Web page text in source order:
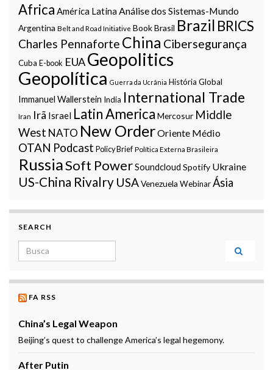
Africa América LatinaAnálise dos Sistemas-Mundo
Argentina Belt and Road Initiative BookBrasil Brazil BRICS
Charles Pennaforte China Cibersegurança
Cuba E-book EUAGeopolitics
Geopolítica Guerra da Ucrânia História Global
Immanuel Wallerstein India International Trade
Iran Irã Israel Latin America Mercosur Middle
West NATO New OrderOriente Médio
OTAN Podcast Policy Brief Política Externa Brasileira
RussiaSoft PowerSoundcloud Spotify Ukraine
US-China Rivalry USAVenezuela WebinarÁsia
SEARCH
Search for:
FA RSS
China’s Legal Weapon
Beijing’s quest to challenge America’s legal hegemony.
After Putin